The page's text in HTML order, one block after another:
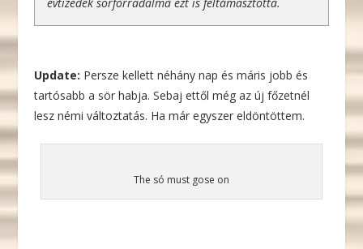
évtizedek sörforradalma ezt is feltámasztotta.
Update: Persze kellett néhány nap és máris jobb és
tartósabb a sör habja. Sebaj ettől még az új főzetnél
lesz némi változtatás. Ha már egyszer eldöntöttem.
The só must gose on